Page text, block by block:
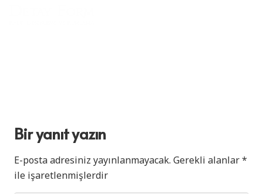
Bir yanıt yazın
E-posta adresiniz yayınlanmayacak. Gerekli alanlar*
ile işaretlenmişlerdir